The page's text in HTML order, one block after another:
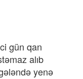
gün qan
alıb
yenə